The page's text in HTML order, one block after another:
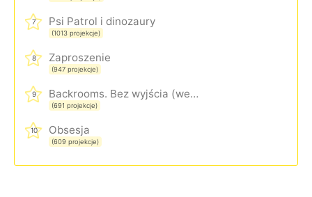
7 Psi Patrol i dinozaury
(1013 projekcje)
8 Zaproszenie
(947 projekcje)
9 Backrooms. Bez wyjścia (wersja rozszerzona)
(691 projekcje)
10 Obsesja
(609 projekcje)